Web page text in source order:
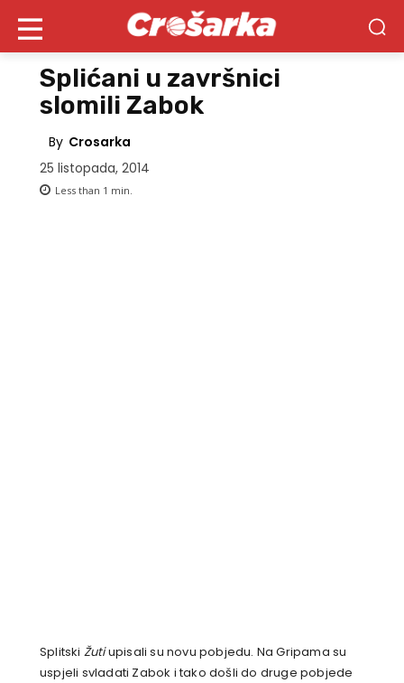
Splićani u završnici
slomili Zabok
By Crosarka
25 listopada, 2014
Less than 1 min.
Splitski Žutiupisali su novu pobjedu. Na Gripama su
uspjeli svladati Zabok i tako došli do druge pobjede